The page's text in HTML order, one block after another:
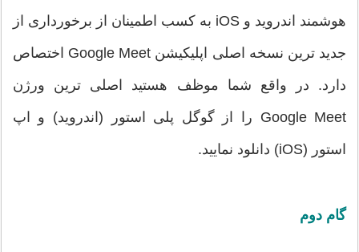
هوشمند اندروید و iOS به کسب اطمینان از برخورداری از
جدید ترین نسخه اصلی اپلیکیشن Google Meet اختصاص
دارد. در واقع شما موظف هستید اصلی ترین ورژن
Google Meet را از گوگل پلی استور (اندروید) و اپ
استور (iOS) دانلود نمایید.
گام دوم